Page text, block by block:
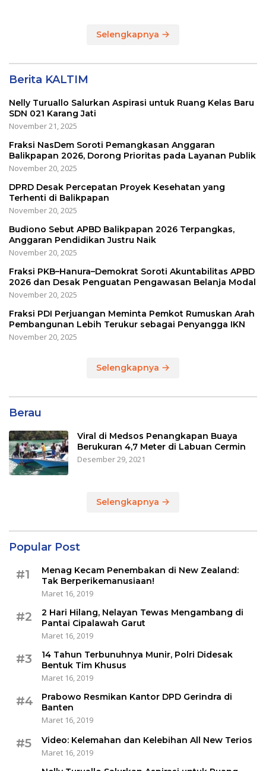
Selengkapnya
Berita KALTIM
Nelly Turuallo Salurkan Aspirasi untuk Ruang Kelas Baru
SDN 021 Karang Jati
November 21, 2025
Fraksi NasDem Soroti Pemangkasan Anggaran
Balikpapan 2026, Dorong Prioritas pada Layanan Publik
November 20, 2025
DPRD Desak Percepatan Proyek Kesehatan yang
Terhenti di Balikpapan
November 20, 2025
Budiono Sebut APBD Balikpapan 2026 Terpangkas,
Anggaran Pendidikan Justru Naik
November 20, 2025
Fraksi PKB–Hanura–Demokrat Soroti Akuntabilitas APBD
2026 dan Desak Penguatan Pengawasan Belanja Modal
November 20, 2025
Fraksi PDI Perjuangan Meminta Pemkot Rumuskan Arah
Pembangunan Lebih Terukur sebagai Penyangga IKN
November 20, 2025
Selengkapnya
Berau
Viral di Medsos Penangkapan Buaya
Berukuran 4,7 Meter di Labuan Cermin
Desember 29, 2021
Selengkapnya
Popular Post
#1
Menag Kecam Penembakan di New Zealand:
Tak Berperikemanusiaan!
Maret 16, 2019
#2
2 Hari Hilang, Nelayan Tewas Mengambang di
Pantai Cipalawah Garut
Maret 16, 2019
#3
14 Tahun Terbunuhnya Munir, Polri Didesak
Bentuk Tim Khusus
Maret 16, 2019
#4
Prabowo Resmikan Kantor DPD Gerindra di
Banten
Maret 16, 2019
#5
Video: Kelemahan dan Kelebihan All New Terios
Maret 16, 2019